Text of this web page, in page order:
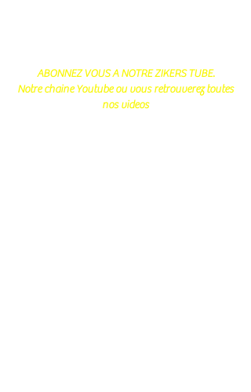
ABONNEZ VOUS A NOTRE ZIKERS TUBE.
Notre chaine Youtube ou vous retrouverez toutes
nos videos